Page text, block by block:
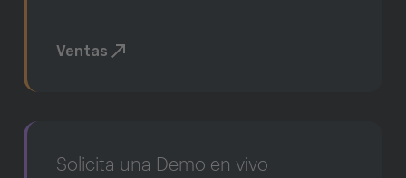
Ventas
Solicita una Demo en vivo